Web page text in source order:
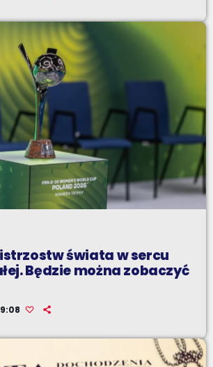
świata w sercu
Będzie można zobaczyć